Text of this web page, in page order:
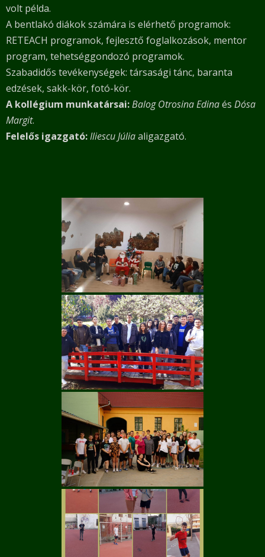
volt példa.
A bentlakó diákok számára is elérhető programok:
RETEACH programok, fejlesztő foglalkozások, mentor
program, tehetséggondozó programok.
Szabadidős tevékenységek: társasági tánc, baranta
edzések, sakk-kör, fotó-kör.
A kollégium munkatársai:Balog Otrosina Edinaés Dósa
Margit.
Felelős igazgató:Iliescu Júliaaligazgató.